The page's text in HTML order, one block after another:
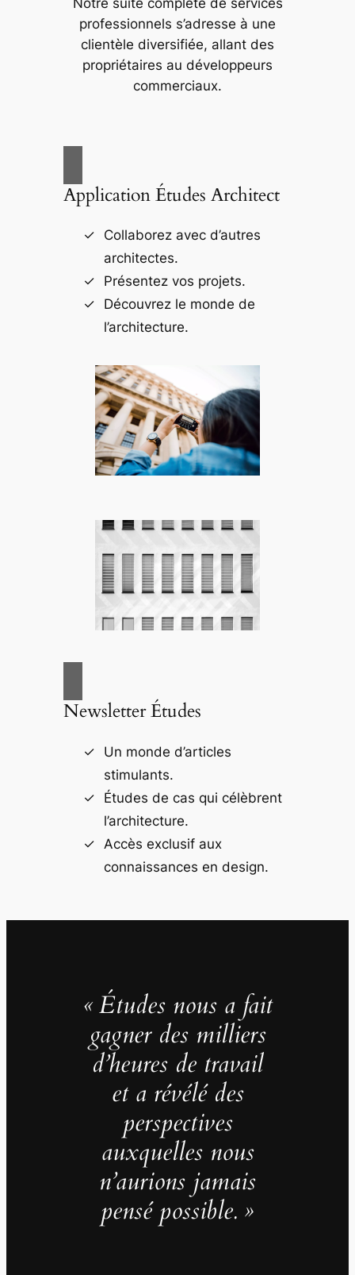
Notre suite complète de services
professionnels s’adresse à une
clientèle diversifiée, allant des
propriétaires au développeurs
commerciaux.
Application Études Architect
Collaborez avec d’autres
architectes.
Présentez vos projets.
Découvrez le monde de
l’architecture.
Newsletter Études
Un monde d’articles
stimulants.
Études de cas qui célèbrent
l’architecture.
Accès exclusif aux
connaissances en design.
« Études nous a fait
gagner des milliers
d’heures de travail
et a révélé des
perspectives
auxquelles nous
n’aurions jamais
pensé possible. »